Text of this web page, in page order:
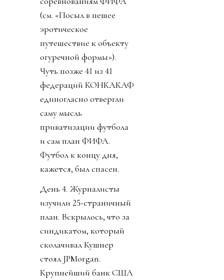
(см. «Посыл в пешее
эротическое
путешествие к объекту
огуречной формы»).
Чуть позже 41 из 41
федераций КОНКАКАФ
единогласно отвергли
саму мысль
приватизации футбола
и сам план ФИФА.
Футбол к концу дня,
кажется, был спасен.
День 4. Журналисты
изучили 25-страничный
план. Вскрылось, что за
синдикатом, который
сколачивал Кушнер
стоял JPMorgan.
Крупнейший банк США